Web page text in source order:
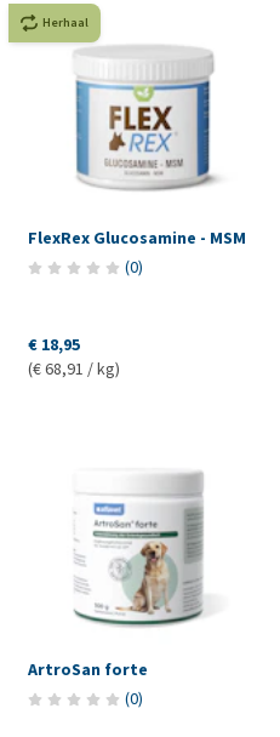
Herhaal
FlexRex Glucosamine - MSM
(0)
€ 18,95
(€ 68,91 / kg)
ArtroSan forte
(0)